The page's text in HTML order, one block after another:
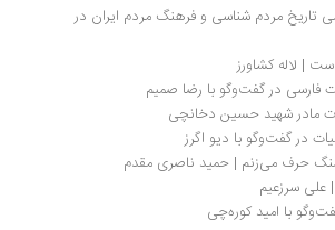
نشست نقد و بررسی تاریخ مردم شناسی و فرهنگ مردم ایران در
کشاورز
در گفت‌وگو با رضا صمیم
شهید حسین دخانچی
با دیو اگرز
می‌زنم | حمید ناصری مقدم
امید کوره‌چی